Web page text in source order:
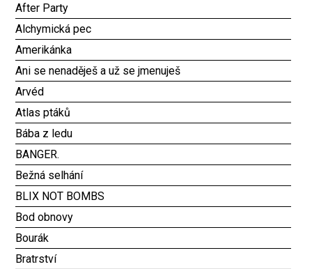
After Party
Alchymická pec
Amerikánka
Ani se nenaděješ a už se jmenuješ
Arvéd
Atlas ptáků
Bába z ledu
BANGER.
Bežná selhání
BLIX NOT BOMBS
Bod obnovy
Bourák
Bratrství